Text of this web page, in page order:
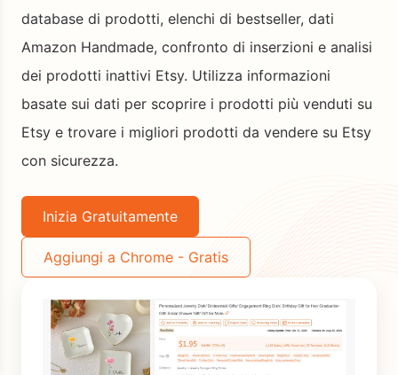
database di prodotti, elenchi di bestseller, dati
Amazon Handmade, confronto di inserzioni e analisi
dei prodotti inattivi Etsy. Utilizza informazioni
basate sui dati per scoprire i prodotti più venduti su
Etsy e trovare i migliori prodotti da vendere su Etsy
con sicurezza.
Inizia Gratuitamente
Aggiungi a Chrome - Gratis